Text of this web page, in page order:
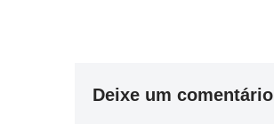
Deixe um comentário